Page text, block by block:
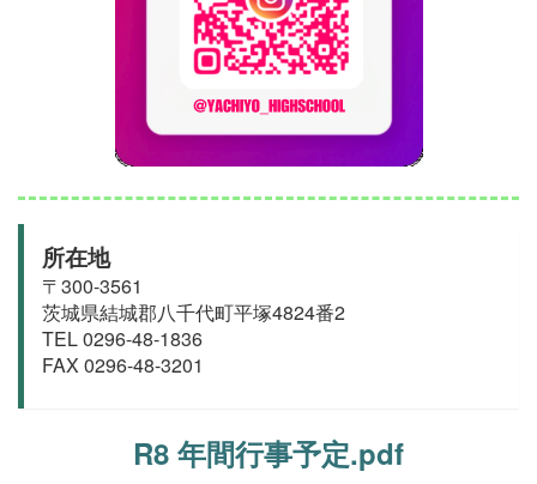
所在地
〒300-3561
茨城県結城郡八千代町平塚4824番2
TEL 0296-48-1836
FAX 0296-48-3201
R8 年間行事予定.pdf